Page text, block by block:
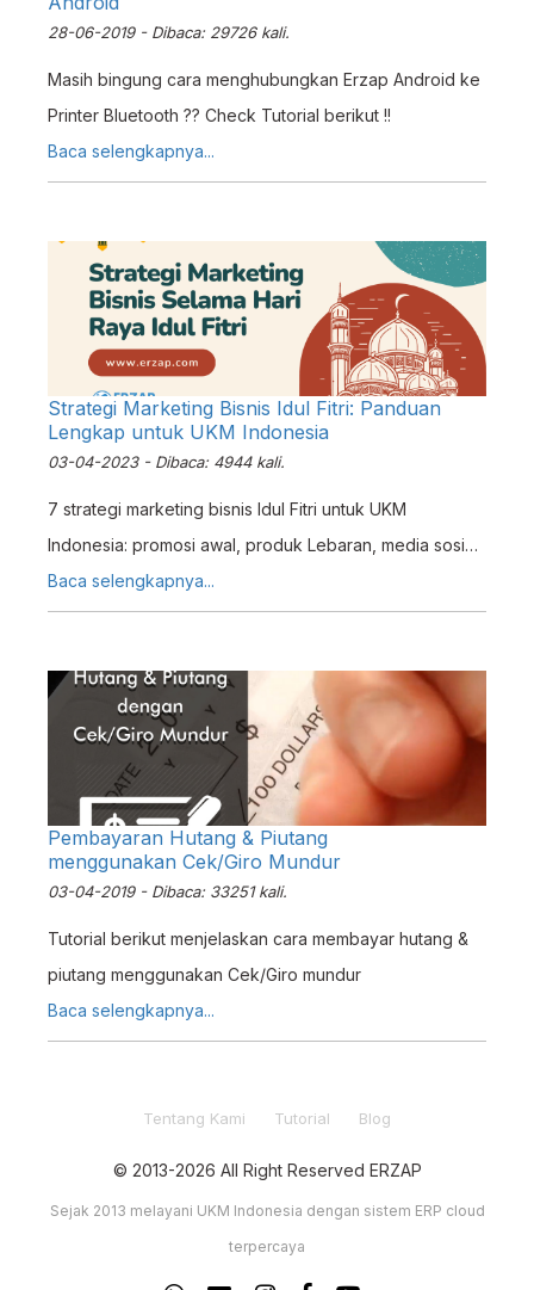
28-06-2019 - Dibaca: 29726 kali.
Masih bingung cara menghubungkan Erzap Android ke
Printer Bluetooth ?? Check Tutorial berikut !!
Baca selengkapnya...
Strategi Marketing Bisnis Idul Fitri: Panduan
Lengkap untuk UKM Indonesia
03-04-2023 - Dibaca: 4944 kali.
7 strategi marketing bisnis Idul Fitri untuk UKM
Indonesia: promosi awal, produk Lebaran, media sosial,
hingga program loyalitas pelanggan.
Baca selengkapnya...
Pembayaran Hutang & Piutang
menggunakan Cek/Giro Mundur
03-04-2019 - Dibaca: 33251 kali.
Tutorial berikut menjelaskan cara membayar hutang &
piutang menggunakan Cek/Giro mundur
Baca selengkapnya...
Tentang Kami Tutorial Blog
© 2013-2026 All Right Reserved ERZAP
Sejak 2013 melayani UKM Indonesia dengan sistem ERP cloud
terpercaya